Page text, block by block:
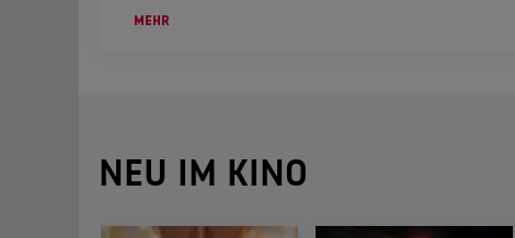
MEHR
NEU IM KINO